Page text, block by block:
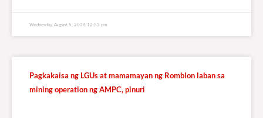
Wednesday, August 5, 2026 12:53 pm
Pagkakaisa ng LGUs at mamamayan ng Romblon laban sa
mining operation ng AMPC, pinuri